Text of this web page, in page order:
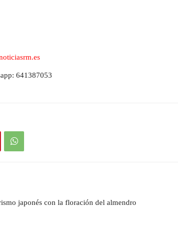
641387053
japonés con la floración del almendro